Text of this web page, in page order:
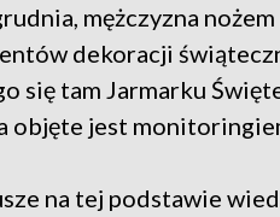
mężczyzna
dekoracji
się tam Jarmarku
objęte jest
na tej podstawie